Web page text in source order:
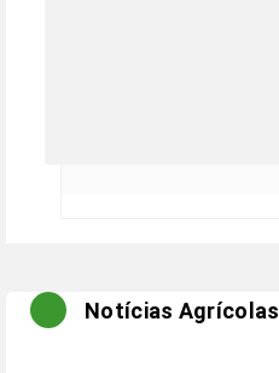
Notícias Agrícolas